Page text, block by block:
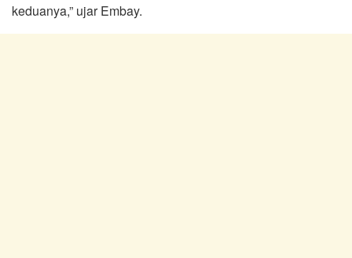
keduanya,” ujar Embay.